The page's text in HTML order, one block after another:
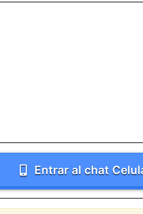
Entrar al chat